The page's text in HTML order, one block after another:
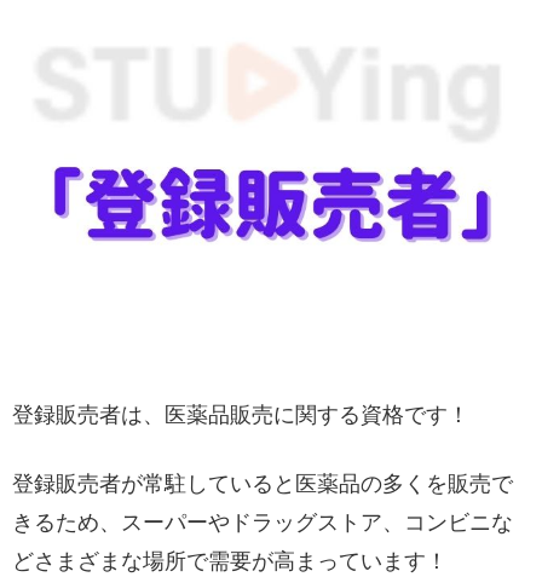
登録販売者は、医薬品販売に関する資格です！
登録販売者が常駐していると医薬品の多くを販売で
きるため、スーパーやドラッグストア、コンビニな
どさまざまな場所で需要が高まっています！